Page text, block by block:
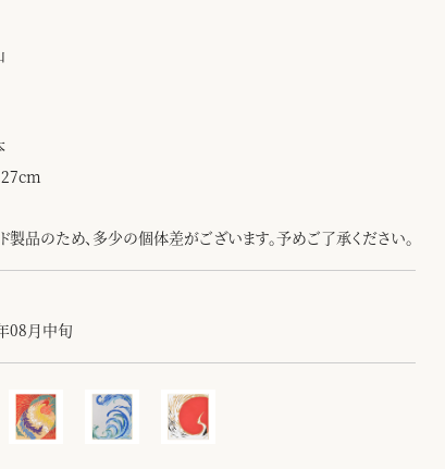
製品のため、多少の個体差がございます。予めご了承ください。
08月中旬